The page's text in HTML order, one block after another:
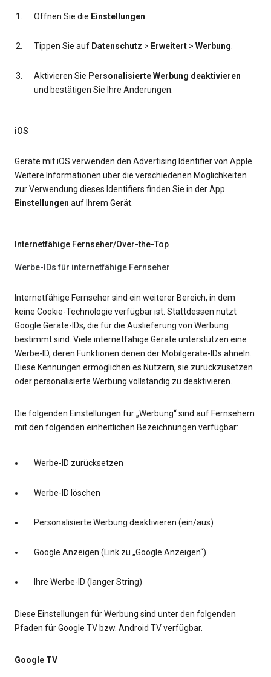
Öffnen Sie die Einstellungen.
Tippen Sie auf Datenschutz > Erweitert > Werbung.
Aktivieren Sie Personalisierte Werbung deaktivieren
und bestätigen Sie Ihre Änderungen.
iOS
Geräte mit iOS verwenden den Advertising Identifier von Apple.
Weitere Informationen über die verschiedenen Möglichkeiten
zur Verwendung dieses Identifiers finden Sie in der App
Einstellungen auf Ihrem Gerät.
Internetfähige Fernseher/Over-the-Top
Werbe-IDs für internetfähige Fernseher
Internetfähige Fernseher sind ein weiterer Bereich, in dem
keine Cookie-Technologie verfügbar ist. Stattdessen nutzt
Google Geräte-IDs, die für die Auslieferung von Werbung
bestimmt sind. Viele internetfähige Geräte unterstützen eine
Werbe-ID, deren Funktionen denen der Mobilgeräte-IDs ähneln.
Diese Kennungen ermöglichen es Nutzern, sie zurückzusetzen
oder personalisierte Werbung vollständig zu deaktivieren.
Die folgenden Einstellungen für „Werbung“ sind auf Fernsehern
mit den folgenden einheitlichen Bezeichnungen verfügbar:
Werbe-ID zurücksetzen
Werbe-ID löschen
Personalisierte Werbung deaktivieren (ein/aus)
Google Anzeigen (Link zu „Google Anzeigen“)
Ihre Werbe-ID (langer String)
Diese Einstellungen für Werbung sind unter den folgenden
Pfaden für Google TV bzw. Android TV verfügbar.
Google TV